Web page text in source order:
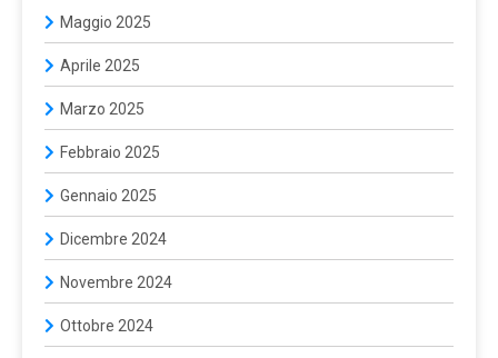
Maggio 2025
Aprile 2025
Marzo 2025
Febbraio 2025
Gennaio 2025
Dicembre 2024
Novembre 2024
Ottobre 2024